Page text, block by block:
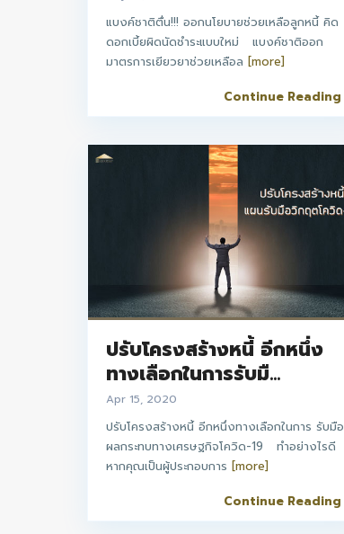
แบงค์ชาติตื่น!!! ออกนโยบายช่วยเหลือลูกหนี้ คิด
ดอกเบี้ยผิดนัดชำระแบบใหม่ แบงค์ชาติออก
มาตรการเยียวยาช่วยเหลือล [more]
Continue Reading
ปรับโครงสร้างหนี้ อีกหนึ่ง
ทางเลือกในการรับมื...
Apr 15, 2020
ปรับโครงสร้างหนี้ อีกหนึ่งทางเลือกในการ รับมือ
ผลกระทบทางเศรษฐกิจโควิด-19 ทำอย่างไรดี
หากคุณเป็นผู้ประกอบการ [more]
Continue Reading